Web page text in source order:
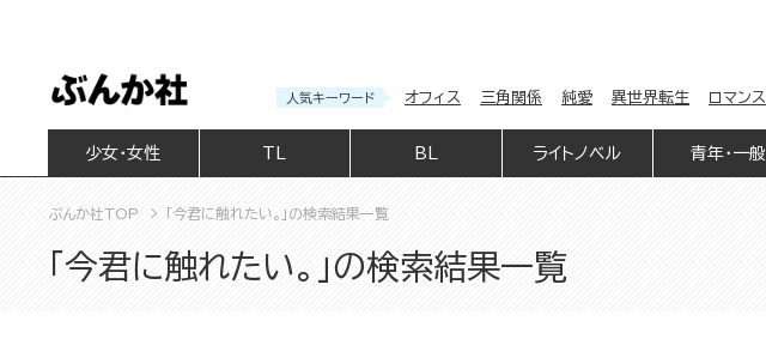
人気キーワード オフィス 三角関係 純愛 異世界転生 ロマンス
少女・女性 BL ライトノベル 青年・一般
ぶんか社TOP 「今君に触れたい。」の検索結果一覧
「今君に触れたい。」の検索結果一覧